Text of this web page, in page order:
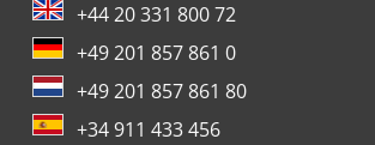
+44 20 331 800 72
+49 201 857 861 0
+49 201 857 861 80
+34 911 433 456